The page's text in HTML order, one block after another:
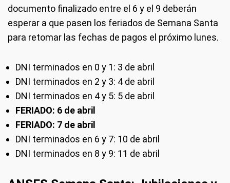
documento finalizado entre el 6 y el 9 deberán
esperar a que pasen los feriados de Semana Santa
para retomar las fechas de pagos el próximo lunes.
DNI terminados en 0 y 1: 3 de abril
DNI terminados en 2 y 3: 4 de abril
DNI terminados en 4 y 5: 5 de abril
FERIADO: 6 de abril
FERIADO: 7 de abril
DNI terminados en 6 y 7: 10 de abril
DNI terminados en 8 y 9: 11 de abril